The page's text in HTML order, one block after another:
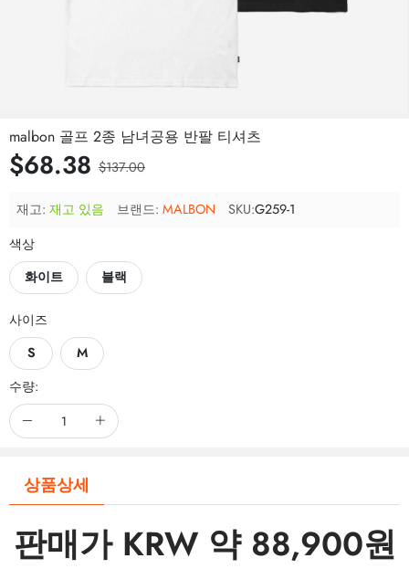
malbon 골프 2종 남녀공용 반팔 티셔츠
$68.38 $137.00
재고: 재고 있음 브랜드: MALBON SKU:G259-1
색상
화이트
블랙
사이즈
S
M
수량:
상품상세
판매가 KRW 약 88,900원